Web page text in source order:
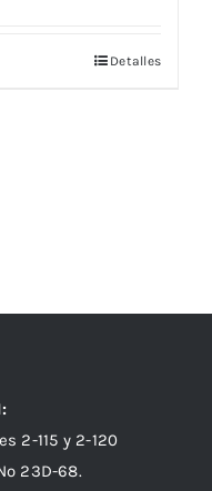
Detalles
2-115 y 2-120
23D-68.